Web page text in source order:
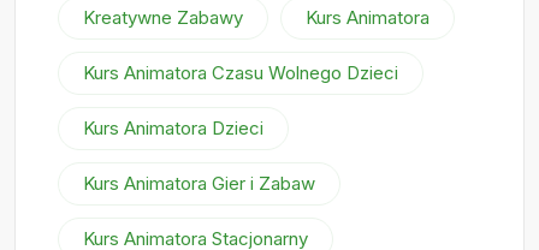
Kreatywne Zabawy Kurs Animatora
Kurs Animatora Czasu Wolnego Dzieci
Kurs Animatora Dzieci
Kurs Animatora Gier i Zabaw
Kurs Animatora Stacjonarny